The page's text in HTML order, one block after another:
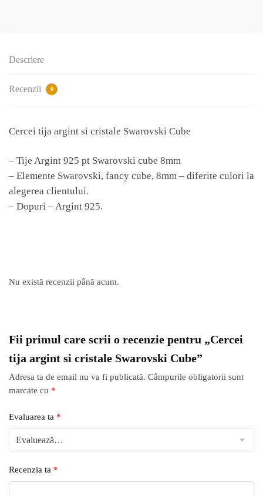
Cube
Descriere
Recenzii 0
Cercei tija argint si cristale Swarovski Cube
– Tije Argint 925 pt Swarovski cube 8mm
– Elemente Swarovski, fancy cube, 8mm – diferite culori la
alegerea clientului.
– Dopuri – Argint 925.
Nu există recenzii până acum.
Fii primul care scrii o recenzie pentru „Cercei
tija argint si cristale Swarovski Cube”
Adresa ta de email nu va fi publicată. Câmpurile obligatorii sunt
marcate cu *
Evaluarea ta *
Recenzia ta *